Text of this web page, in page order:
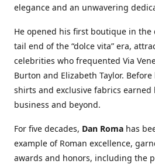
elegance and an unwavering
He opened his first boutique in
tail end of the “dolce vita” era,
celebrities who frequented Via
Burton and Elizabeth Taylor. Before
shirts and exclusive fabrics
business and beyond.
For five decades, Dan Roma has
example of Roman excellence,
awards and honors, including the